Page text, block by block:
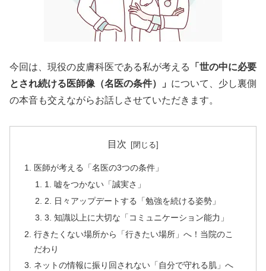
今回は、現役の皮膚科医である私が考える
「世の中に必要
とされ続ける医師像（名医の条件）」 について、少し裏側
の本音も交えながらお話しさせていただきます。
目次
医師が考える「名医の3つの条件」
1. 嘘をつかない「誠実さ」
2. 日々アップデートする「勉強を続ける姿勢」
3. 知識以上に大切な「コミュニケーション能力」
行きたくない場所から「行きたい場所」へ！当院のこ
だわり
ネットの情報に振り回されない「自分で守れる肌」へ